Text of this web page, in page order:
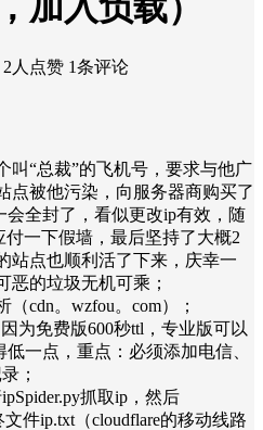
加入负载）
2人点赞 1条评论
叫“总裁”的飞机号，要求与他广
点被他污染，向服务器商购买了
会全封了，看似更改ip有效，随
付一下假墙，最后坚持了大概2
站点也顺利活了下来，庆幸一
恶的垃圾无机可乘；
（cdn。wzfou。com）；
为免费版600秒ttl，专业版可以
一点，重点：必须添加电信、
；
抓取ip，然后
件ip.txt（cloudflare的移动线路